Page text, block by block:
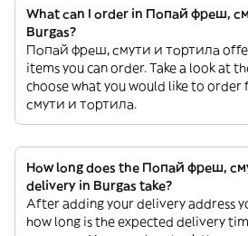
What can I order in Попай фреш,
Burgas?
Попай фреш, смути и тортила
items you can order. Take a look at
choose what you would like to
смути и тортила.
How long does the Попай фреш,
delivery in Burgas take?
After adding your delivery address
how long is the expected delivery